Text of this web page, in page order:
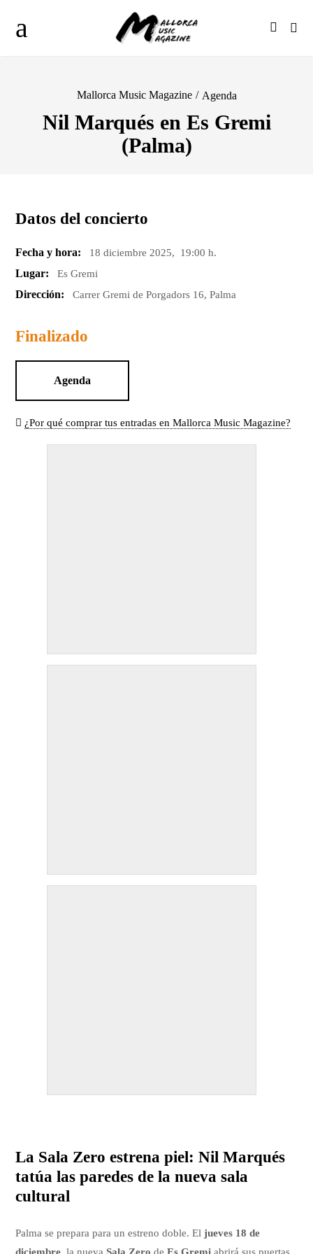
Mallorca Music Magazine / Agenda
Nil Marqués en Es Gremi
(Palma)
Datos del concierto
Fecha y hora: 18 diciembre 2025, 19:00 h.
Lugar: Es Gremi
Dirección: Carrer Gremi de Porgadors 16, Palma
Finalizado
Agenda
¿Por qué comprar tus entradas en Mallorca Music Magazine?
La Sala Zero estrena piel: Nil Marqués
tatúa las paredes de la nueva sala
cultural
Palma se prepara para un estreno doble. Eljueves 18 de